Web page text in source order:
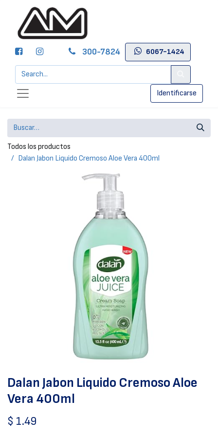
300-7824 6067-1424
Identificarse
Todos los productos
Dalan Jabon Liquido Cremoso Aloe Vera 400ml
Dalan Jabon Liquido Cremoso Aloe
Vera 400ml
$ 1.49